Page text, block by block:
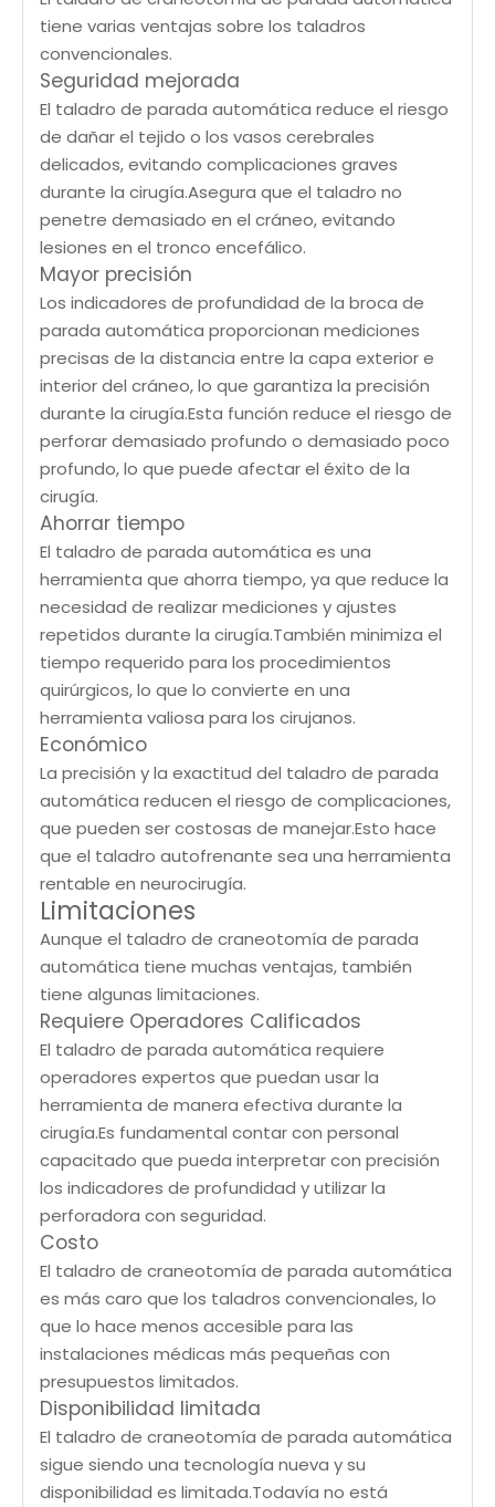
tiene varias ventajas sobre los taladros
convencionales.
Seguridad mejorada
El taladro de parada automática reduce el riesgo
de dañar el tejido o los vasos cerebrales
delicados, evitando complicaciones graves
durante la cirugía.Asegura que el taladro no
penetre demasiado en el cráneo, evitando
lesiones en el tronco encefálico.
Mayor precisión
Los indicadores de profundidad de la broca de
parada automática proporcionan mediciones
precisas de la distancia entre la capa exterior e
interior del cráneo, lo que garantiza la precisión
durante la cirugía.Esta función reduce el riesgo de
perforar demasiado profundo o demasiado poco
profundo, lo que puede afectar el éxito de la
cirugía.
Ahorrar tiempo
El taladro de parada automática es una
herramienta que ahorra tiempo, ya que reduce la
necesidad de realizar mediciones y ajustes
repetidos durante la cirugía.También minimiza el
tiempo requerido para los procedimientos
quirúrgicos, lo que lo convierte en una
herramienta valiosa para los cirujanos.
Económico
La precisión y la exactitud del taladro de parada
automática reducen el riesgo de complicaciones,
que pueden ser costosas de manejar.Esto hace
que el taladro autofrenante sea una herramienta
rentable en neurocirugía.
Limitaciones
Aunque el taladro de craneotomía de parada
automática tiene muchas ventajas, también
tiene algunas limitaciones.
Requiere Operadores Calificados
El taladro de parada automática requiere
operadores expertos que puedan usar la
herramienta de manera efectiva durante la
cirugía.Es fundamental contar con personal
capacitado que pueda interpretar con precisión
los indicadores de profundidad y utilizar la
perforadora con seguridad.
Costo
El taladro de craneotomía de parada automática
es más caro que los taladros convencionales, lo
que lo hace menos accesible para las
instalaciones médicas más pequeñas con
presupuestos limitados.
Disponibilidad limitada
El taladro de craneotomía de parada automática
sigue siendo una tecnología nueva y su
disponibilidad es limitada.Todavía no está